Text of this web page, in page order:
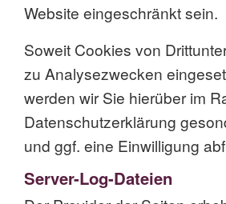
Website eingeschränkt sein.
Soweit Cookies von
zu Analysezwecken
werden wir Sie hierüber im
Datenschutzerklärung
und ggf. eine Einwilligung
Server-Log-Dateien